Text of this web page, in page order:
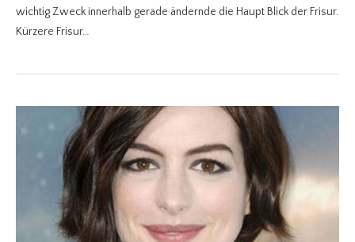
wichtig Zweck innerhalb gerade ändernde die Haupt Blick der Frisur.
Kürzere Frisur…